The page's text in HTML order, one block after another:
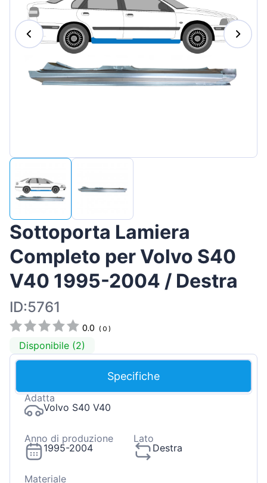
Magyar
Hrvatski
Slovenian
Sottoporta Lamiera
Completo per Volvo S40
V40 1995-2004 / Destra
ID:5761
0.0 (0 )
Disponibile (2)
Specifiche
Adatta
Volvo S40 V40
Anno di produzione
1995-2004
Lato
Destra
Materiale